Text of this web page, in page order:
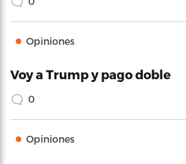
Opiniones
Voy a Trump y pago doble
0
Opiniones